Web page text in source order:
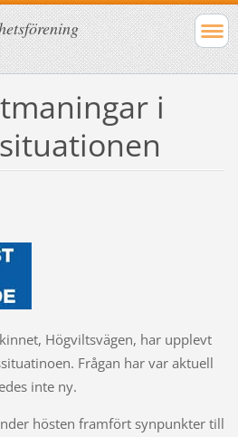
i
Högviltsvägen, har upplevt
Frågan har var aktuell
inte ny.
hösten framfört synpunkter till